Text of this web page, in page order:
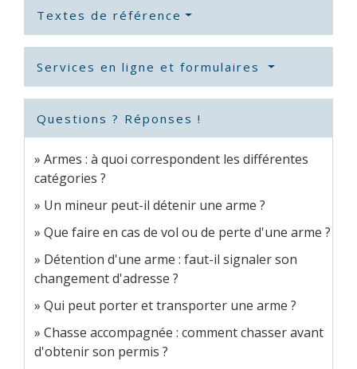
Textes de référence
Services en ligne et formulaires
Questions ? Réponses !
Armes : à quoi correspondent les différentes
catégories ?
Un mineur peut-il détenir une arme ?
Que faire en cas de vol ou de perte d'une arme ?
Détention d'une arme : faut-il signaler son
changement d'adresse ?
Qui peut porter et transporter une arme ?
Chasse accompagnée : comment chasser avant
d'obtenir son permis ?